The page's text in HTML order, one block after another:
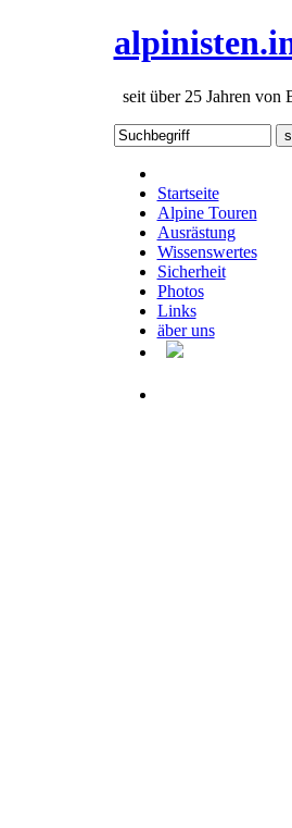
seit über 25 Jahren von
Startseite
Alpine Touren
Ausrästung
Wissenswertes
Sicherheit
Photos
Links
äber uns